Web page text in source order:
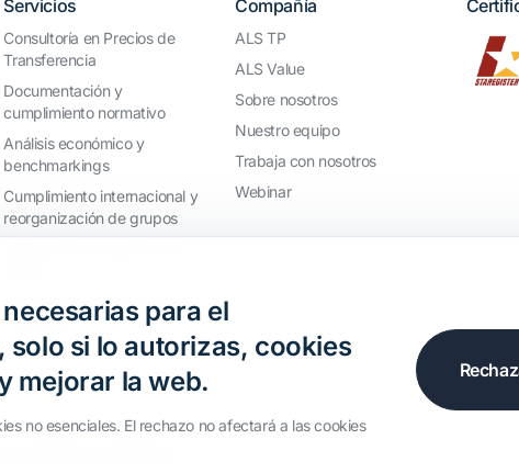
Servicios
Consultoría en Precios de
Transferencia
Documentación y
cumplimiento normativo
Análisis económico y
benchmarkings
Cumplimiento internacional y
reorganización de grupos
Valoraciones y operaciones
financieras
Compañía
ALS TP
ALS Value
Sobre nosotros
Nuestro equipo
Trabaja con nosotros
Webinar
los derechos reservados.
para el
si lo autorizas, cookies
mejorar la web.
no esenciales. El rechazo no afectará a las cookies